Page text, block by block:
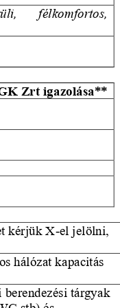
félkomfortos,
Zrt igazolása**
kérjük X-el jelölni,
hálózat kapacitás
berendezési tárgyak